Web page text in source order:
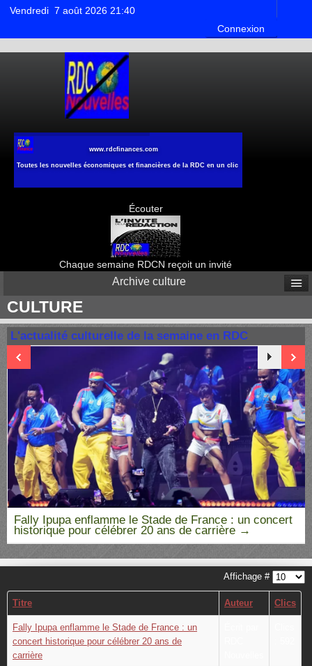
Vendredi 7 août 2026 21:40
Connexion
Toutes les nouvelles économiques et financières de la RDC en un clic
www.rdcfinances.com
Écouter
Chaque semaine RDCN reçoit un invité
Archive culture
CULTURE
L'actualité culturelle de la semaine en RDC
Fally Ipupa enflamme le Stade de France : un concert
historique pour célébrer 20 ans de carrière
Affichage #
Titre Auteur Clics
Fally Ipupa enflamme le Stade de France : un
concert historique pour célébrer 20 ans de
carrière